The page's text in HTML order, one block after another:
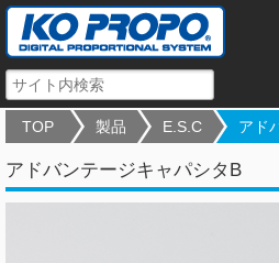
TOP 製品 E.S.C アド
アドバンテージキャパシタB